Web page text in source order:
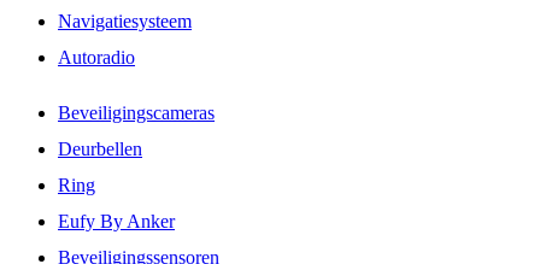
Navigatiesysteem
Autoradio
Beveiligingscameras
Deurbellen
Ring
Eufy By Anker
Beveiligingssensoren